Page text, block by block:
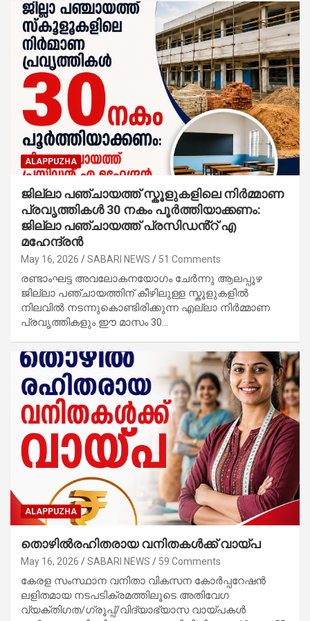
ALAPPUZHA
ജില്ലാ പഞ്ചായത്ത് സ്കൂളുകളിലെ നിർമ്മാണ
പ്രവൃത്തികൾ 30 നകം പൂർത്തിയാക്കണം:
ജില്ലാ പഞ്ചായത്ത് പ്രസിഡൻ്റ് എ
മഹേന്ദ്രൻ
May 16, 2026 SABARI NEWS 51 Comments
രണ്ടാംഘട്ട അവലോകനയോഗം ചേർന്നു ആലപ്പുഴ
ജില്ലാ പഞ്ചായത്തിന് കീഴിലുള്ള സ്കൂളുകളിൽ
നിലവിൽ നടന്നുകൊണ്ടിരിക്കുന്ന എല്ലാ നിർമ്മാണ
പ്രവൃത്തികളും ഈ മാസം 30…
ALAPPUZHA
തൊഴില്‍രഹിതരായ വനിതകള്‍ക്ക് വായ്പ
May 16, 2026 SABARI NEWS 59 Comments
കേരള സംസ്ഥാന വനിതാ വികസന കോര്‍പ്പറേഷന്‍
ലളിതമായ നടപടിക്രമത്തിലൂടെ അതിവേഗ
വ്യക്തിഗത/ഗ്രൂപ്പ്/വിദ്യാഭ്യാസ വായ്പകള്‍